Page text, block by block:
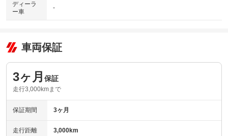
ディーラ
ー車
-
車両保証
3ヶ月 保証
走行3,000kmまで
保証期間 3ヶ月
走行距離 3,000km